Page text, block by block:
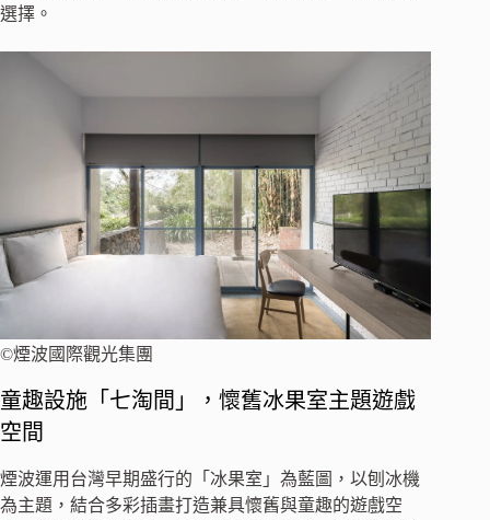
選擇。
©煙波國際觀光集團
童趣設施「七淘間」，懷舊冰果室主題遊戲
空間
煙波運用台灣早期盛行的「冰果室」為藍圖，以刨冰機
為主題，結合多彩插畫打造兼具懷舊與童趣的遊戲空